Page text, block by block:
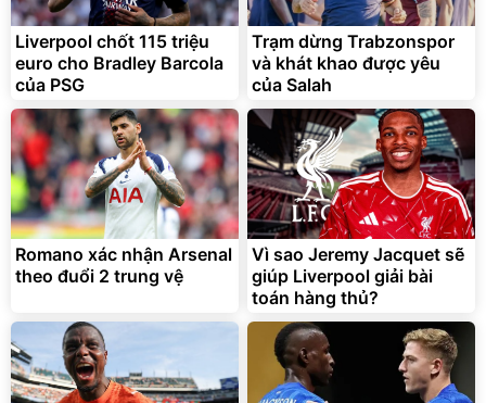
Liverpool chốt 115 triệu
euro cho Bradley Barcola
của PSG
Trạm dừng Trabzonspor
và khát khao được yêu
của Salah
Romano xác nhận Arsenal
theo đuổi 2 trung vệ
Vì sao Jeremy Jacquet sẽ
giúp Liverpool giải bài
toán hàng thủ?